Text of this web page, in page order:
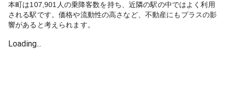
本町は107,901人の乗降客数を持ち、近隣の駅の中ではよく利用
される駅です。価格や流動性の高さなど、不動産にもプラスの影
響があると考えられます。
Loading...